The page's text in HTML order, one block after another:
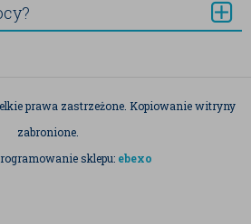
prawa zastrzeżone. Kopiowanie witryny
zabronione.
sklepu: ebexo